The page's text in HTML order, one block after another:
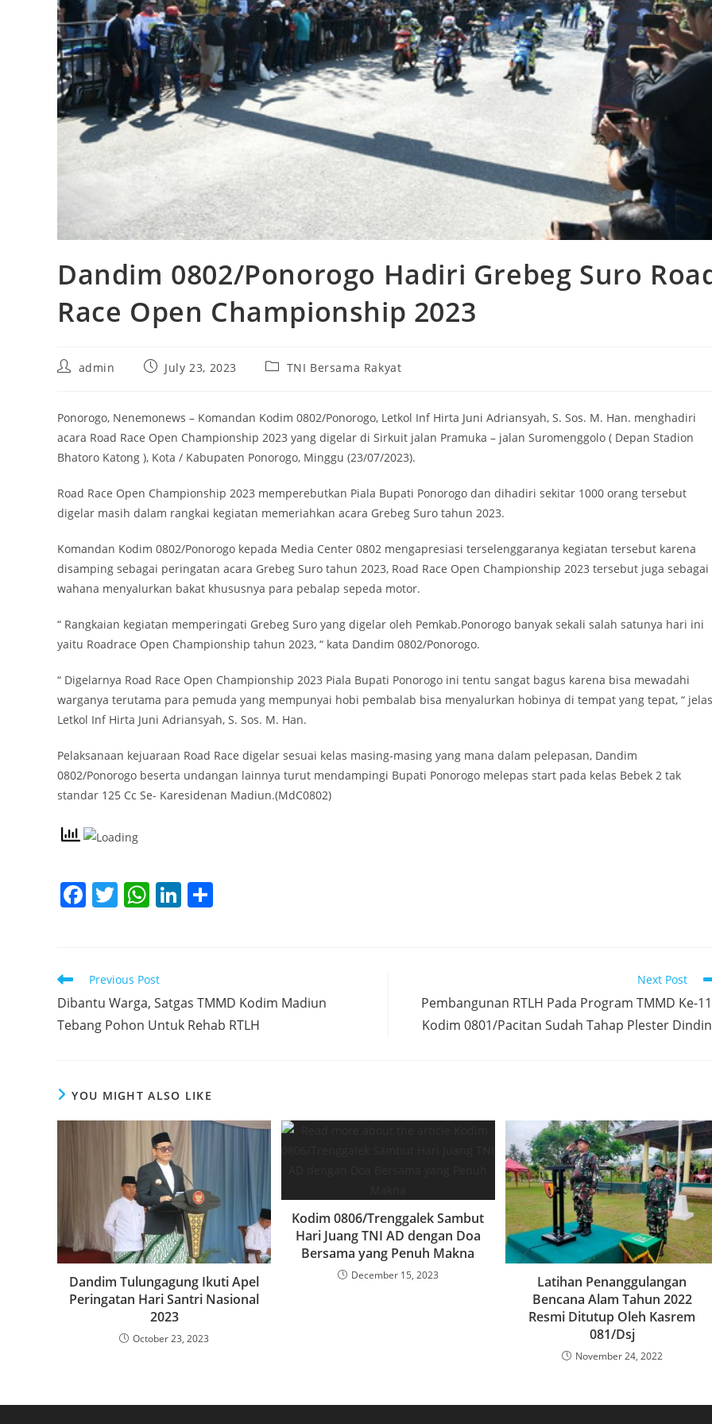
Dandim 0802/Ponorogo Hadiri Grebeg Suro
Race Open Championship 2023
Postadmin
PostJuly 23, 2023
PostTNI Bersama Rakyat
Ponorogo, Nenemonews – Komandan Kodim 0802/Ponorogo, Letkol Inf Hirta Juni Adriansyah, S. Sos. M. Han. menghadiri
acara Road Race Open Championship 2023 yang digelar di Sirkuit jalan Pramuka – jalan Suromenggolo ( Depan Stadion
Bhatoro Katong ), Kota / Kabupaten Ponorogo, Minggu (23/07/2023).
Road Race Open Championship 2023 memperebutkan Piala Bupati Ponorogo dan dihadiri sekitar 1000 orang tersebut
digelar masih dalam rangkai kegiatan memeriahkan acara Grebeg Suro tahun 2023.
Komandan Kodim 0802/Ponorogo kepada Media Center 0802 mengapresiasi terselenggaranya kegiatan tersebut karena
disamping sebagai peringatan acara Grebeg Suro tahun 2023, Road Race Open Championship 2023 tersebut juga sebagai
wahana menyalurkan bakat khususnya para pebalap sepeda motor.
“ Rangkaian kegiatan memperingati Grebeg Suro yang digelar oleh Pemkab.Ponorogo banyak sekali salah satunya hari ini
yaitu Roadrace Open Championship tahun 2023, “ kata Dandim 0802/Ponorogo.
“ Digelarnya Road Race Open Championship 2023 Piala Bupati Ponorogo ini tentu sangat bagus karena bisa mewadahi
warganya terutama para pemuda yang mempunyai hobi pembalab bisa menyalurkan hobinya di tempat yang tepat, “ jelas
Letkol Inf Hirta Juni Adriansyah, S. Sos. M. Han.
Pelaksanaan kejuaraan Road Race digelar sesuai kelas masing-masing yang mana dalam pelepasan, Dandim
0802/Ponorogo beserta undangan lainnya turut mendampingi Bupati Ponorogo melepas start pada kelas Bebek 2 tak
standar 125 Cc Se- Karesidenan Madiun.(MdC0802)
F
e
b
o
T
er
W
s
A
p
Li
dI
n
Read
more
articles
Previous Post
Dibantu Warga, Satgas TMMD Kodim Madiun
Tebang Pohon Untuk Rehab RTLH
Next Post
Pembangunan RTLH Pada Program TMMD Ke-
Kodim 0801/Pacitan Sudah Tahap Plester
YOU MIGHT ALSO LIKE
Dandim Tulungagung Ikuti Apel
Peringatan Hari Santri Nasional
2023
October 23, 2023
Kodim 0806/Trenggalek Sambut
Hari Juang TNI AD dengan Doa
Bersama yang Penuh Makna
December 15, 2023
Latihan Penanggulangan
Bencana Alam Tahun 2022
Resmi Ditutup Oleh Kasrem
081/Dsj
November 24, 2022